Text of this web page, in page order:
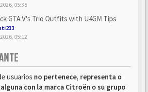
05:35
GTA V's Trio Outfits with U4GM Tips
05:12
usuarios no pertenece, representa o
con la marca Citroën o su grupo